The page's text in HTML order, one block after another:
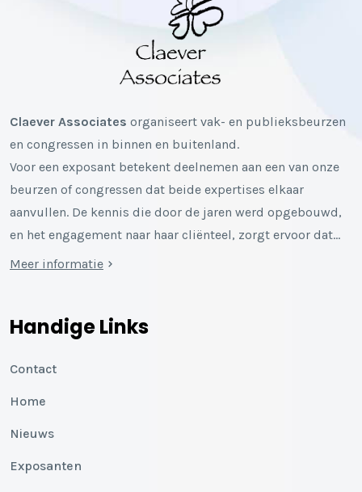
Claever Associates organiseert vak- en publieksbeurzen
en congressen in binnen en buitenland.
Voor een exposant betekent deelnemen aan een van onze
beurzen of congressen dat beide expertises elkaar
aanvullen. De kennis die door de jaren werd opgebouwd,
en het engagement naar haar cliënteel, zorgt ervoor dat…
Meer informatie
Handige Links
Contact
Home
Nieuws
Exposanten